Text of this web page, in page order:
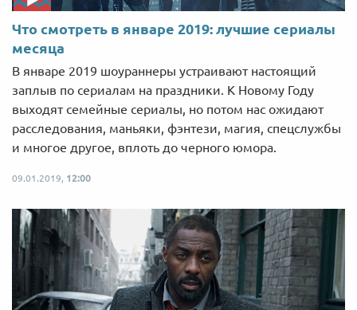
Что смотреть в январе 2019: лучшие сериалы
месяца
В январе 2019 шоураннеры устраивают настоящий
заплыв по сериалам на праздники. К Новому Году
выходят семейные сериалы, но потом нас ожидают
расследования, маньяки, фэнтези, магия, спецслужбы
и многое другое, вплоть до черного юмора.
09.01.2019, 12:00